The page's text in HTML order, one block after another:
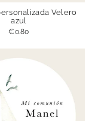
Velero
azul
€0.80